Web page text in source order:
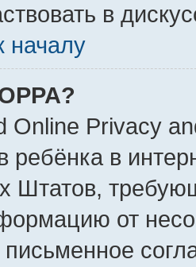
в
началу
Online Privacy
ребёнка в
Штатов,
от
письменное